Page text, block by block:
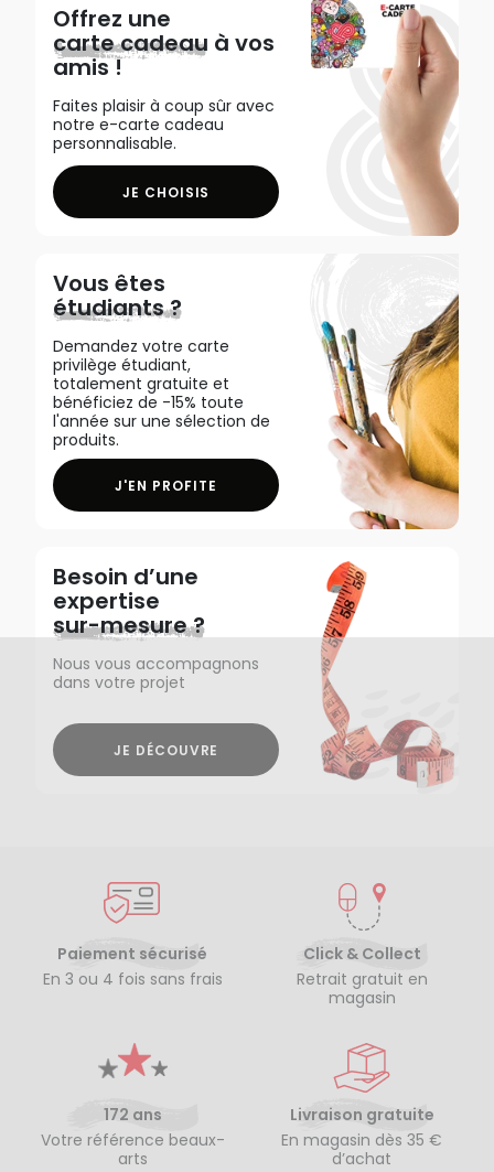
Offrez une
carte cadeau à vos
amis !
Faites plaisir à coup sûr avec
notre e-carte cadeau
personnalisable.
JE CHOISIS
Vous êtes
étudiants ?
Demandez votre carte
privilège étudiant,
totalement gratuite et
bénéficiez de -15% toute
l'année sur une sélection de
produits.
J'EN PROFITE
Besoin d’une
expertise
sur-mesure ?
Nous vous accompagnons
dans votre projet
JE DÉCOUVRE
Paiement sécurisé
En 3 ou 4 fois sans frais
Click & Collect
Retrait gratuit en
magasin
172 ans
Votre référence beaux-
arts
Livraison gratuite
En magasin dès 35 €
d’achat